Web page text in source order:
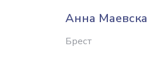
Анна Маевска
Брест